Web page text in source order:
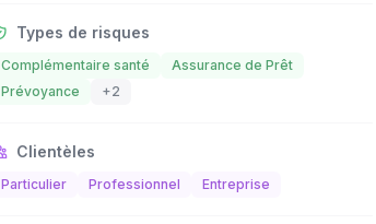
Types de risques
Complémentaire santé
Assurance de Prêt
Prévoyance
+2
Clientèles
Particulier Professionnel Entreprise